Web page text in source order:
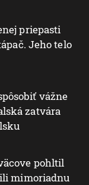
priepasti
Jeho telo
vážne
zatvára
pohltil
mimoriadnu